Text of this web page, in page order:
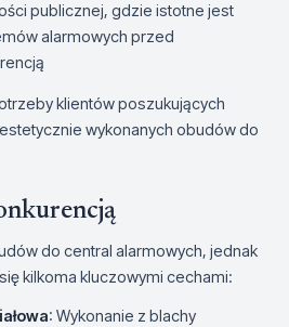
publicznej, gdzie istotne jest
alarmowych przed
klientów poszukujących
wykonanych obudów do
do central alarmowych, jednak
kilkoma kluczowymi cechami:
: Wykonanie z blachy